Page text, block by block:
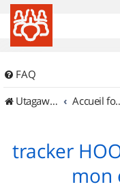
FAQ
UtagawaVTT (Randos VTT et VTTAE avec traces GPS)
tracker
mon